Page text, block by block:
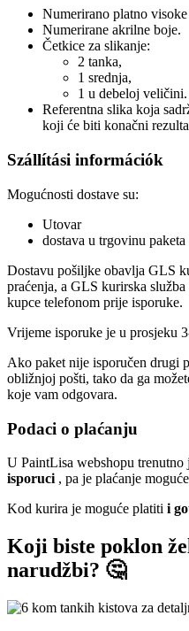
Numerirano platno
Numerirane akrilne boje.
Četkice za slikanje:
2 tanka,
1 srednja,
1 u debeloj veličini.
Referentna slika koja
koji će biti konačni
Szállítási információk
Mogućnosti dostave su:
Utovar
dostava u trgovinu paketa
Dostavu pošiljke obavlja GLS
praćenja, a GLS kurirska
kupce telefonom prije isporuke.
Vrijeme isporuke je u prosjeku
Ako paket nije isporučen drugi
obližnjoj pošti, tako da ga
koje vam odgovara.
Podaci o plaćanju
U PaintLisa webshopu trenutno
isporuci , pa je plaćanje
Kod kurira je moguće platiti i
Koji biste poklon
narudžbi? 🤔